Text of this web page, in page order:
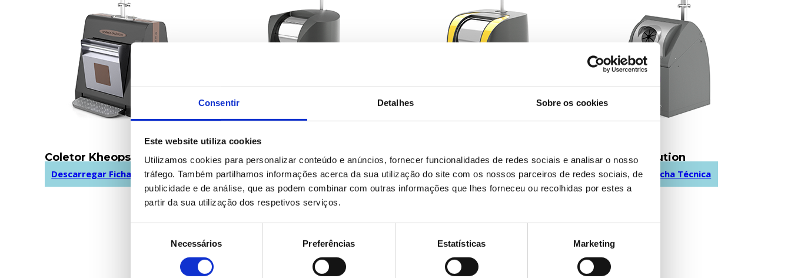
Consentir Detalhes Sobre os cookies
Este website utiliza cookies
Utilizamos cookies para personalizar conteúdo e anúncios, fornecer funcionalidades de redes sociais e analisar o nosso
tráfego. Também partilhamos informações acerca da sua utilização do site com os nossos parceiros de redes sociais, de
publicidade e de análise, que as podem combinar com outras informações que lhes forneceu ou recolhidas por estes a
partir da sua utilização dos respetivos serviços.
consentimento
Necessários Preferências Estatísticas Marketing
Coletor Kheops
Descarregar Ficha Técnica
Coletor Milenium
Descarregar Ficha Técnica
Coletor Europa
Descarregar Ficha Técnica
Coletor Evolution
Descarregar Ficha Técnica